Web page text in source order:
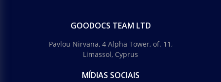
GOODOCS TEAM LTD
Pavlou Nirvana, 4 Alpha Tower, of. 11,
Limassol, Cyprus
MÍDIAS SOCIAIS